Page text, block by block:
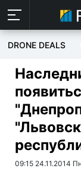
DRONE DEALS
09:15 24.11.2014 Пн